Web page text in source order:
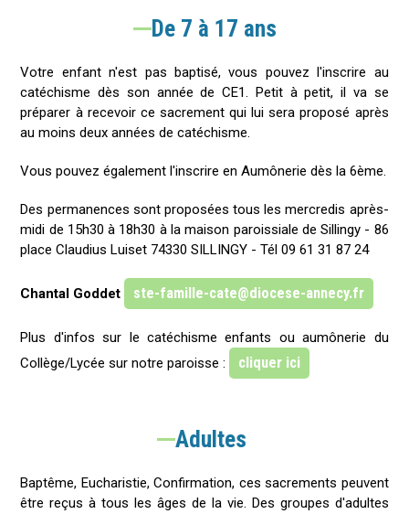
De 7 à 17 ans
Votre enfant n'est pas baptisé, vous pouvez l'inscrire au
catéchisme dès son année de CE1. Petit à petit, il va se
préparer à recevoir ce sacrement qui lui sera proposé après
au moins deux années de catéchisme.
Vous pouvez également l'inscrire en Aumônerie dès la 6ème.
Des permanences sont proposées tous les mercredis après-
midi de 15h30 à 18h30 à la maison paroissiale de Sillingy - 86
place Claudius Luiset 74330 SILLINGY - Tél 09 61 31 87 24
Chantal Goddet ste-famille-cate@diocese-annecy.fr
Plus d'infos sur le catéchisme enfants ou aumônerie du
Collège/Lycée sur notre paroisse :
cliquer ici
Adultes
Baptême, Eucharistie, Confirmation, ces sacrements peuvent
être reçus à tous les âges de la vie. Des groupes d'adultes